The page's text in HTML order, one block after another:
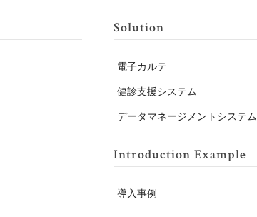
Solution
電子カルテ
健診支援システム
データマネージメントシステム
Introduction Example
導入事例